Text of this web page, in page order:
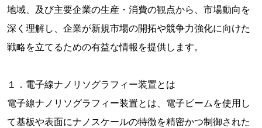
地域、及び主要企業の生産・消費の観点から、市場動向を
深く理解し、企業が新規市場の開拓や競争力強化に向けた
戦略を立てるための有益な情報を提供します。
１．電子線ナノリソグラフィー装置とは
電子線ナノリソグラフィー装置とは、電子ビームを使用し
て基板や表面にナノスケールの特徴を精密かつ制御された